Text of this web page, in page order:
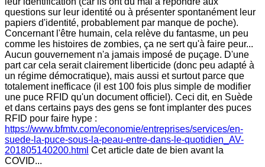
questions sur leur identité ou à présenter spontanément leur
papiers d'identité, probablement par manque de poche).
Concernant l'être humain, cela relève du fantasme, un peu
comme les histoires de zombies, ça ne sert qu'à faire peur...
Aucun gouvernement n'a jamais imposé de puçage. D'une
part car cela serait clairement liberticide (donc peu adapté à
un régime démocratique), mais aussi et surtout parce que
totalement inefficace (il est 100 fois plus simple de modifier
une puce RFID qu'un document officiel). Ceci dit, en Suède
et dans certains pays des gens se font implanter des puces
RFID pour faire hype :
https://www.bfmtv.com/economie/entreprises/services/en-
suede-la-puce-sous-la-peau-entre-dans-le-quotidien_AV-
201805140200.html Cet article date de bien avant la
COVID...